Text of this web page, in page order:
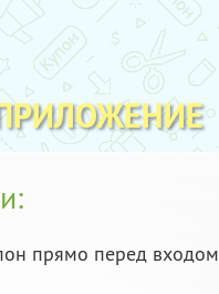
прямо перед входом